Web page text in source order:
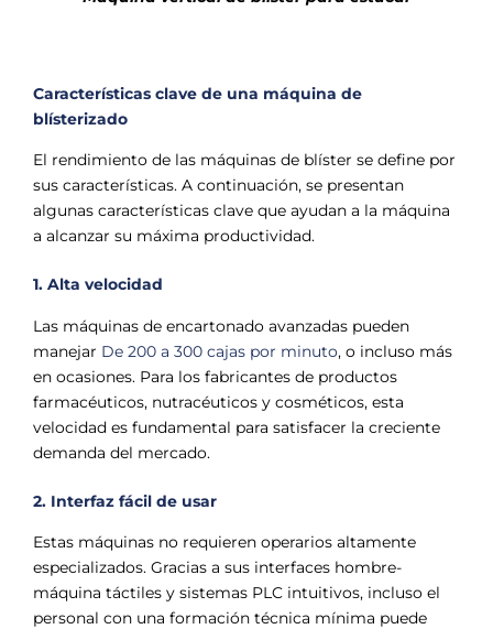
Características clave de una máquina de
blísterizado
El rendimiento de las máquinas de blíster se define por
sus características. A continuación, se presentan
algunas características clave que ayudan a la máquina
a alcanzar su máxima productividad.
1. Alta velocidad
Las máquinas de encartonado avanzadas pueden
manejar De 200 a 300 cajas por minuto, o incluso más
en ocasiones. Para los fabricantes de productos
farmacéuticos, nutracéuticos y cosméticos, esta
velocidad es fundamental para satisfacer la creciente
demanda del mercado.
2. Interfaz fácil de usar
Estas máquinas no requieren operarios altamente
especializados. Gracias a sus interfaces hombre-
máquina táctiles y sistemas PLC intuitivos, incluso el
personal con una formación técnica mínima puede